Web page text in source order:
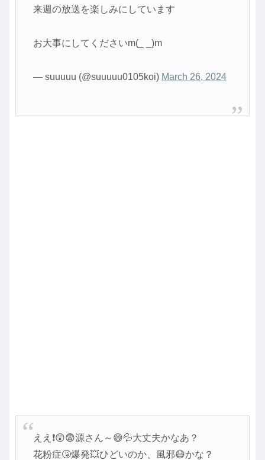
来週の放送を楽しみにしています
お大事にしてくださいm(_ _)m
— suuuuu (@suuuuu0105koi) March 26, 2024
ええ❗😲😨源さん～😅💦大丈夫かなあ？
花粉症🤧爆発💥ひどいのか、風邪😷かな？